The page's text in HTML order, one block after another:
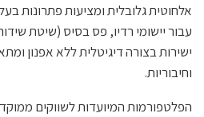
אלחוטית גלובלית ומציעות פתרונות
עבור יישומי רדיו, פס בסיס (שיטת
ישירות בצורה דיגיטלית ללא אפנון
וחיבוריות.
הפלטפורמות המיועדות לשווקים